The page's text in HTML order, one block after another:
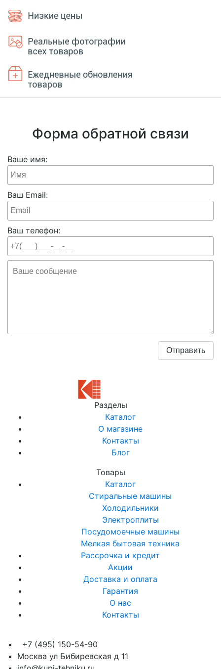
Форма обратной связи
Ваше имя:
Ваш Email:
Ваш телефон:
Разделы
Каталог
О магазине
Контакты
Блог
Товары
Каталог
Стиральные машины
Холодильники
Электроплиты
Посудомоечные машины
Мелкая бытовая техника
Рассрочка и кредит
Акции
Доставка и оплата
Гарантия
О нас
Контакты
+7 (495) 150-54-90
Москва ул Бибиревская д 11